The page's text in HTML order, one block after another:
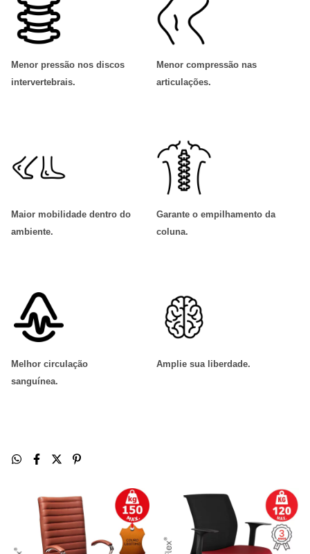
Menor pressão nos discos
intervertebrais.
Menor compressão nas
articulações.
Maior mobilidade dentro do
ambiente.
Garante o empilhamento da
coluna.
Melhor circulação
sanguínea.
Amplie sua liberdade.